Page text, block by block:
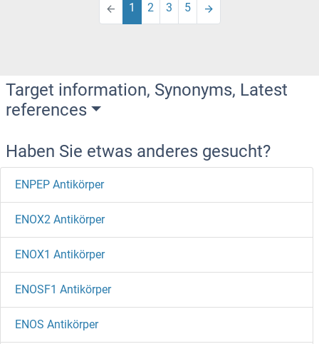
1 2 3 5
Target information, Synonyms, Latest
references
Haben Sie etwas anderes gesucht?
ENPEP Antikörper
ENOX2 Antikörper
ENOX1 Antikörper
ENOSF1 Antikörper
ENOS Antikörper